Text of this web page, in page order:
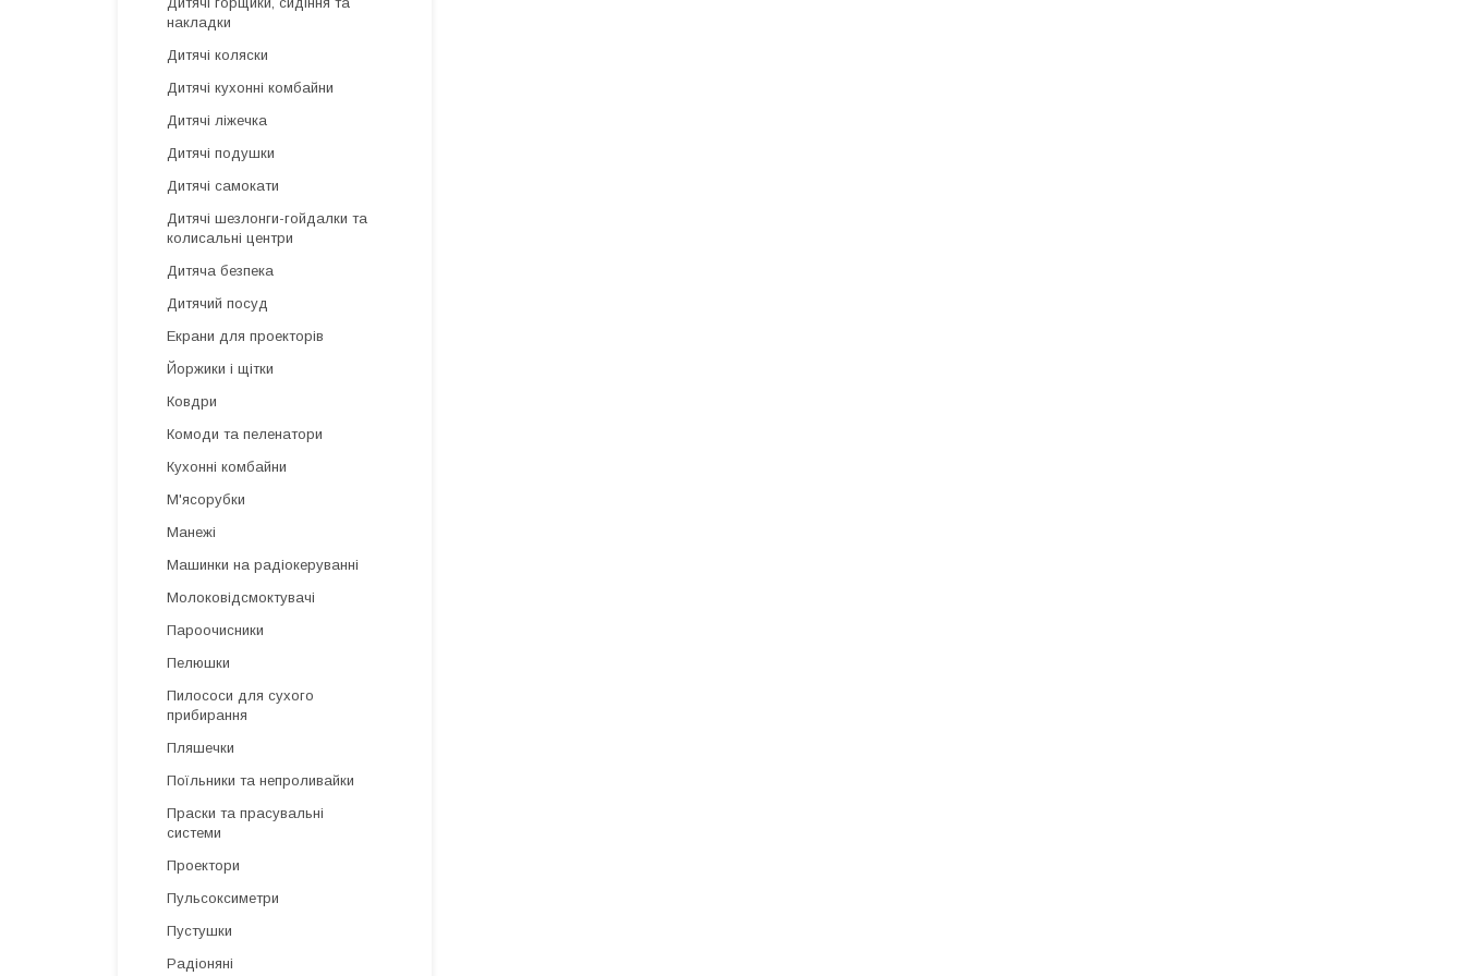
накладки
Дитячі коляски
Дитячі кухонні комбайни
Дитячі ліжечка
Дитячі подушки
Дитячі самокати
Дитячі шезлонги-гойдалки та
колисальні центри
Дитяча безпека
Дитячий посуд
Екрани для проекторів
Йоржики і щітки
Ковдри
Комоди та пеленатори
Кухонні комбайни
М'ясорубки
Манежі
Машинки на радіокеруванні
Молоковідсмоктувачі
Пароочисники
Пелюшки
Пилососи для сухого
прибирання
Пляшечки
Поїльники та непроливайки
Праски та прасувальні
системи
Проектори
Пульсоксиметри
Пустушки
Радіоняні